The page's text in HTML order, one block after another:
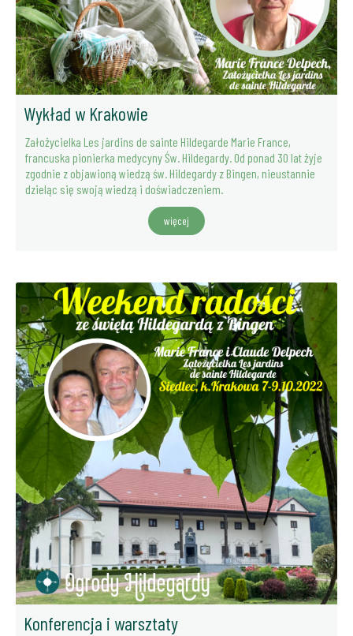
Wykład w Krakowie
Założycielka Les jardins de sainte Hildegarde Marie France,
francuska pionierka medycyny Św. Hildegardy. Od ponad 30 lat żyje
zgodnie z objawioną wiedzą św. Hildegardy z Bingen, nieustannie
dzieląc się swoją wiedzą i doświadczeniem.
więcej
Konferencja i warsztaty